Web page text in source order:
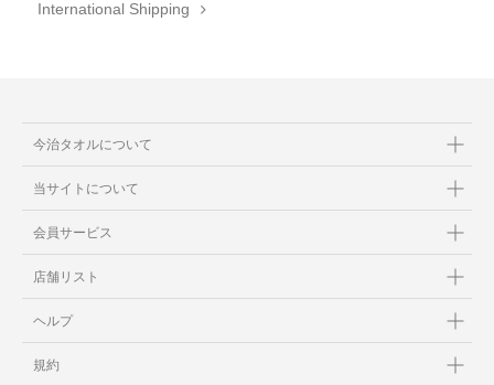
International Shipping
今治タオルについて
当サイトについて
会員サービス
店舗リスト
ヘルプ
規約